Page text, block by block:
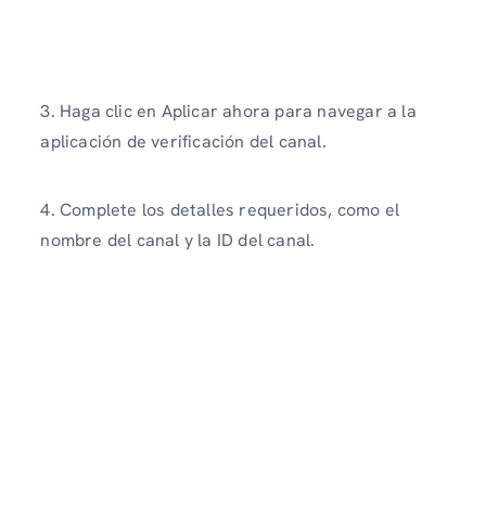
3. Haga clic en Aplicar ahora para navegar a la
aplicación de verificación del canal.
4. Complete los detalles requeridos, como el
nombre del canal y la ID del canal.